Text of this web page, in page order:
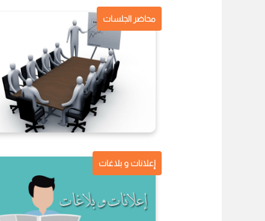
محاضر الجلسات
إعلانات و بلاغات